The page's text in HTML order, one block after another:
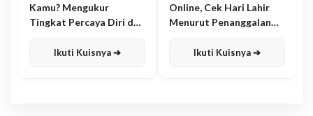
Kamu? Mengukur
Tingkat Percaya Diri dan
Ikuti Kuisnya ➔
Online, Cek Hari Lahir
Menurut Penanggalan
Ikuti Kuisnya ➔